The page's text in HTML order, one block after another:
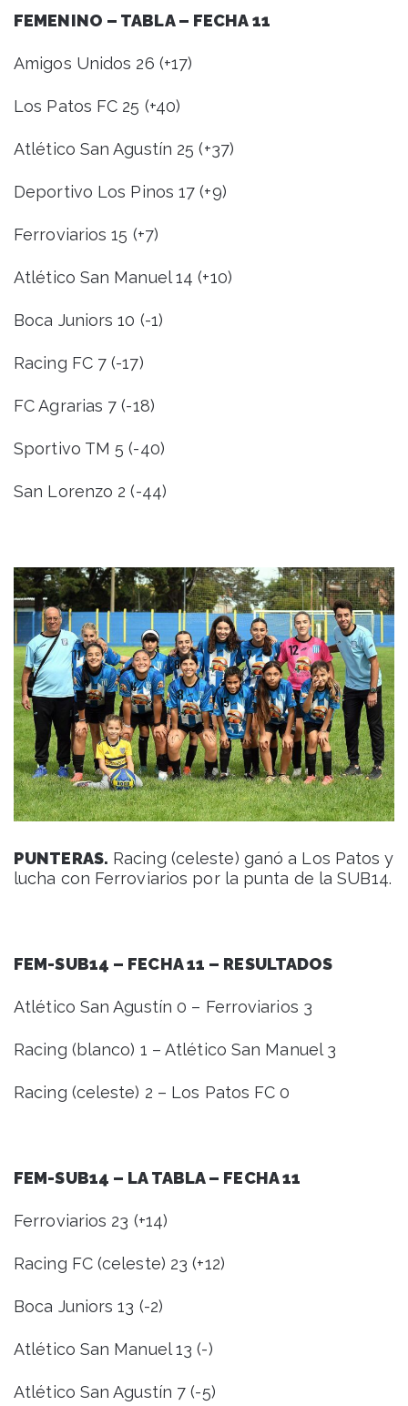
FEMENINO – TABLA – FECHA 11
Amigos Unidos 26 (+17)
Los Patos FC 25 (+40)
Atlético San Agustín 25 (+37)
Deportivo Los Pinos 17 (+9)
Ferroviarios 15 (+7)
Atlético San Manuel 14 (+10)
Boca Juniors 10 (-1)
Racing FC 7 (-17)
FC Agrarias 7 (-18)
Sportivo TM 5 (-40)
San Lorenzo 2 (-44)
PUNTERAS. Racing (celeste) ganó a Los Patos y
lucha con Ferroviarios por la punta de la SUB14.
FEM-SUB14 – FECHA 11 – RESULTADOS
Atlético San Agustín 0 – Ferroviarios 3
Racing (blanco) 1 – Atlético San Manuel 3
Racing (celeste) 2 – Los Patos FC 0
FEM-SUB14 – LA TABLA – FECHA 11
Ferroviarios 23 (+14)
Racing FC (celeste) 23 (+12)
Boca Juniors 13 (-2)
Atlético San Manuel 13 (-)
Atlético San Agustín 7 (-5)